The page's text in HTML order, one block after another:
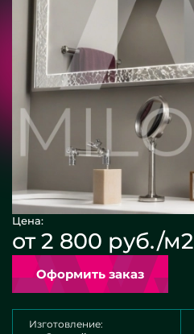
Цена:
от 2 800 руб./м2
Оформить заказ
Изготовление: